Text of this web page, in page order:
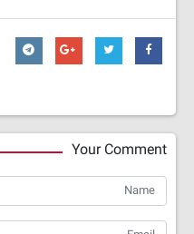
Your Comment